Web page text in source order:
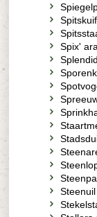
Spix' ara
Steenuil